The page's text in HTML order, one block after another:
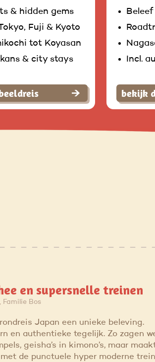
& hidden gems
Fuji & Kyoto
tot Koyasan
& city stays
Incl.
bekijk
en supersnelle treinen
Familie Bos
Japan een unieke beleving.
en authentieke tegelijk. Zo zagen
geisha’s in kimono’s, maar
de punctuele hyper moderne